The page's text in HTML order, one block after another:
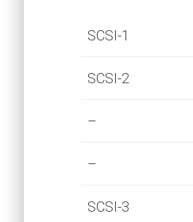
SCSI-1
SCSI-2
–
–
SCSI-3